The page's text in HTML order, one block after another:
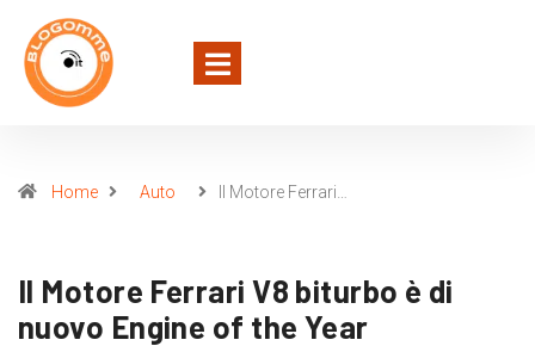
Home Auto Il Motore Ferrari…
Il Motore Ferrari V8 biturbo è di
nuovo Engine of the Year